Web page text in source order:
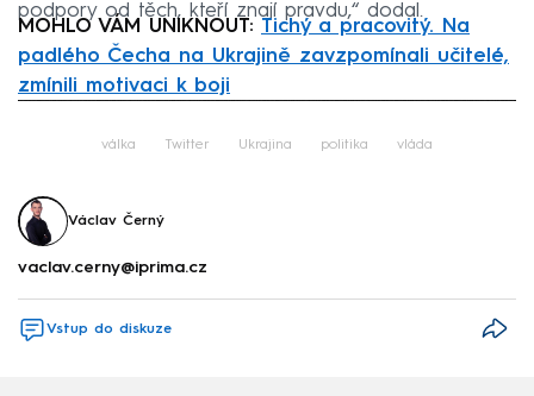
podpory od těch, kteří znají pravdu,“ dodal.
MOHLO VÁM UNIKNOUT:
Tichý a pracovitý. Na
padlého Čecha na Ukrajině zavzpomínali učitelé,
zmínili motivaci k boji
válka Twitter Ukrajina politika vláda
Václav Černý
vaclav.cerny@iprima.cz
Vstup do diskuze